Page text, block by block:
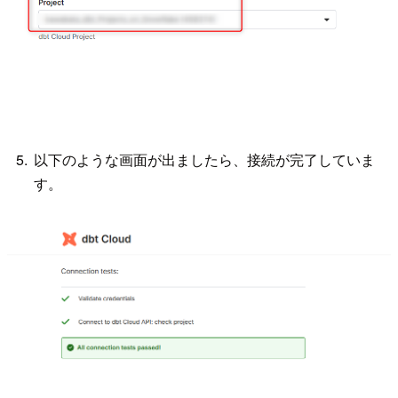
以下のような画面が出ましたら、接続が完了していま
す。